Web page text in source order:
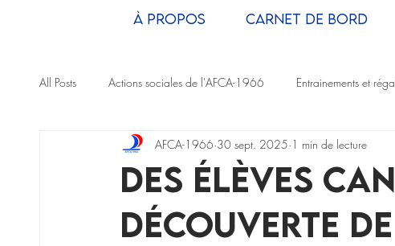
À PROPOS CARNET DE BORD
All Posts Actions sociales de l'AFCA-1966 Entrainements et
Des élèves
découverte
AFCA-1966 30 sept. 2025 1 min de lecture